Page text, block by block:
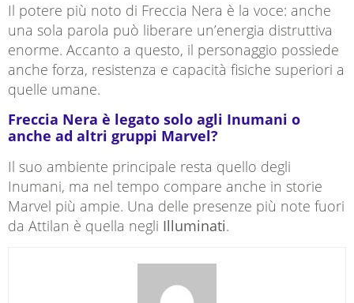
Il potere più noto di Freccia Nera è la voce: anche
una sola parola può liberare un’energia distruttiva
enorme. Accanto a questo, il personaggio possiede
anche forza, resistenza e capacità fisiche superiori a
quelle umane.
Freccia Nera è legato solo agli Inumani o
anche ad altri gruppi Marvel?
Il suo ambiente principale resta quello degli
Inumani, ma nel tempo compare anche in storie
Marvel più ampie. Una delle presenze più note fuori
da Attilan è quella negli Illuminati.